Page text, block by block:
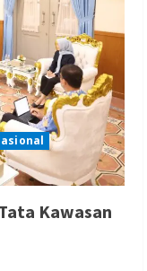
Kawasan